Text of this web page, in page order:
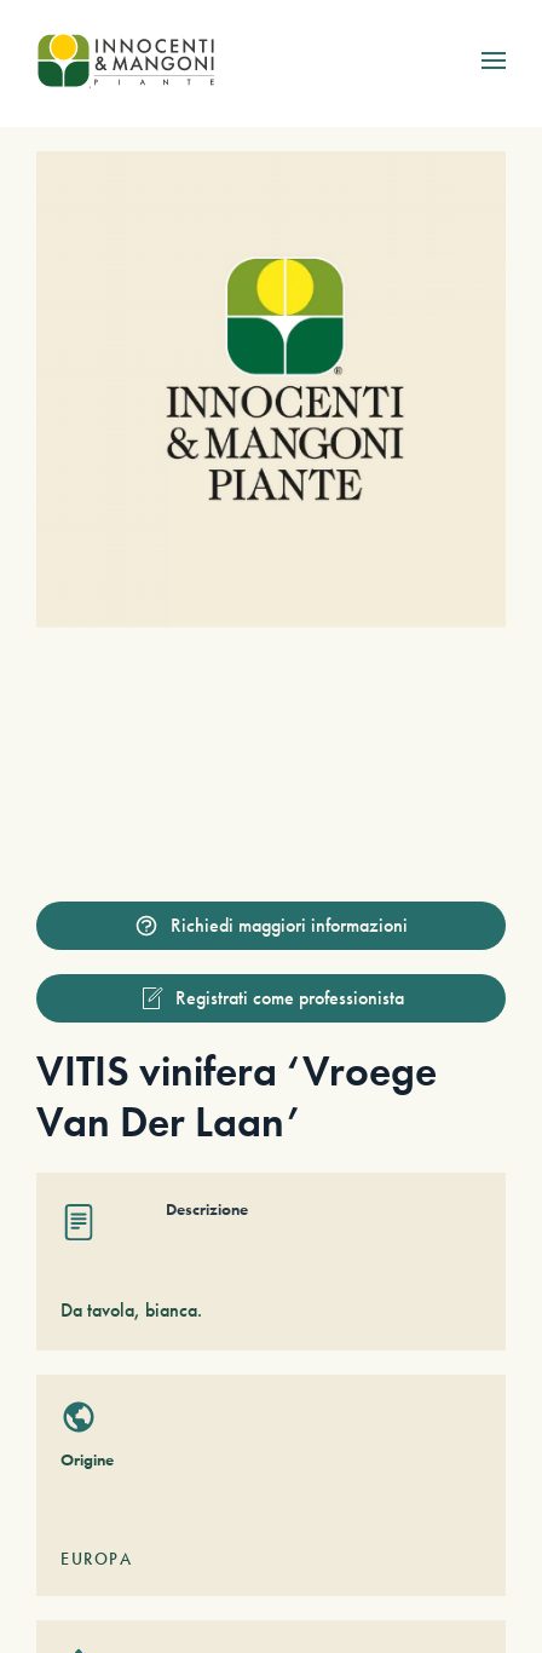
Skip to main content
Richiedi maggiori informazioni
Registrati come professionista
VITIS vinifera ‘Vroege
Van Der Laan’
Descrizione
Da tavola, bianca.
Origine
EUROPA